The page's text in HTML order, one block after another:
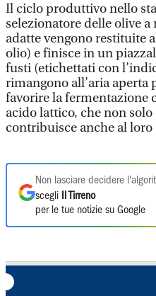
Il ciclo produttivo nello
selezionatore delle olive
adatte vengono restituite
olio) e finisce in un
fusti (etichettati con
rimangono all’aria aperta
favorire la fermentazione
acido lattico, che non
contribuisce anche al
Non lasciare decidere
scegli
Il Tirreno
per le tue notizie su Google